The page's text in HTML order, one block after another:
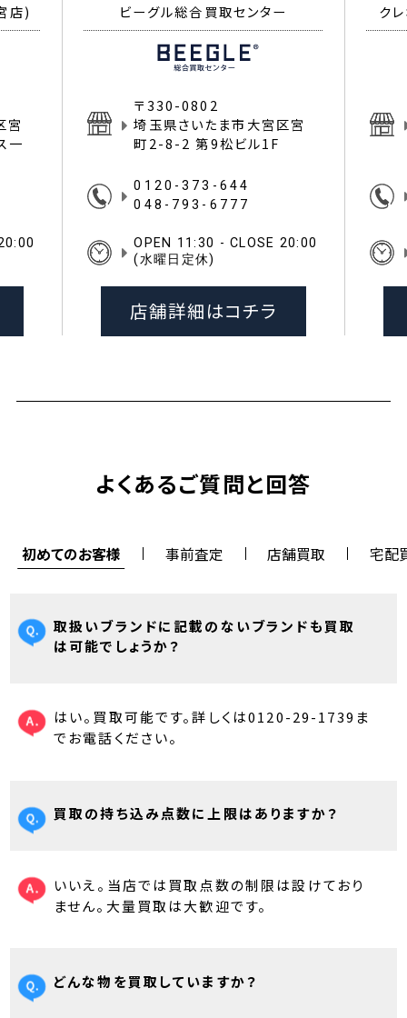
店)
宮
一
ビーグル総合買取センター
〒330-0802
埼玉県さいたま市大宮区宮
町2-8-2 第9松ビル1F
0120-373-644
048-793-6777
OPEN 11:30 - CLOSE 20:00
(水曜日定休)
店舗詳細はコチラ
ク
よくあるご質問と回答
初めてのお客様 事前査定 店舗買取 宅配
取扱いブランドに記載のないブランドも買取
は可能でしょうか？
はい。買取可能です。詳しくは0120-29-1739ま
でお電話ください。
買取の持ち込み点数に上限はありますか？
いいえ。当店では買取点数の制限は設けており
ません。大量買取は大歓迎です。
どんな物を買取していますか？